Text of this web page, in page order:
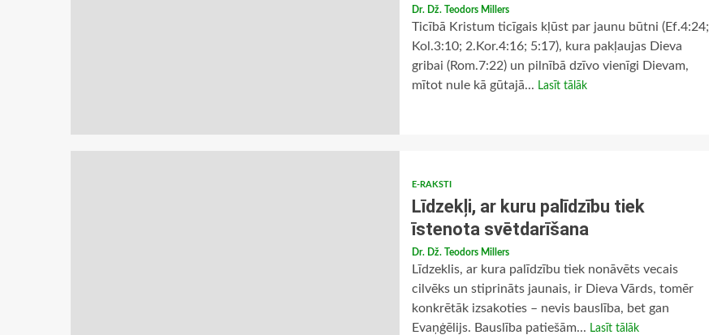
Dr. Dž. Teodors Millers
Ticībā Kristum ticīgais kļūst par jaunu būtni (Ef.4:24;
Kol.3:10; 2.Kor.4:16; 5:17), kura pakļaujas Dieva
gribai (Rom.7:22) un pilnībā dzīvo vienīgi Dievam,
mītot nule kā gūtajā... Lasīt tālāk
E-RAKSTI
Līdzekļi, ar kuru palīdzību tiek
īstenota svētdarīšana
Dr. Dž. Teodors Millers
Līdzeklis, ar kura palīdzību tiek nonāvēts vecais
cilvēks un stiprināts jaunais, ir Dieva Vārds, tomēr
konkrētāk izsakoties – nevis bauslība, bet gan
Evaņģēlijs. Bauslība patiešām... Lasīt tālāk